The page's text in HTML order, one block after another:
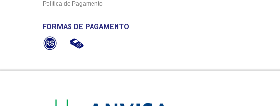
Política de Pagamento
FORMAS DE PAGAMENTO